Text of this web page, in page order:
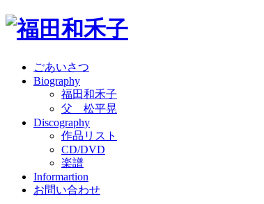
ごあいさつ
Biography
福田和禾子
父 松平晃
Discography
作品リスト
CD/DVD
楽譜
Informartion
お問い合わせ